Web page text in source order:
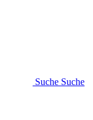
Suche Suche